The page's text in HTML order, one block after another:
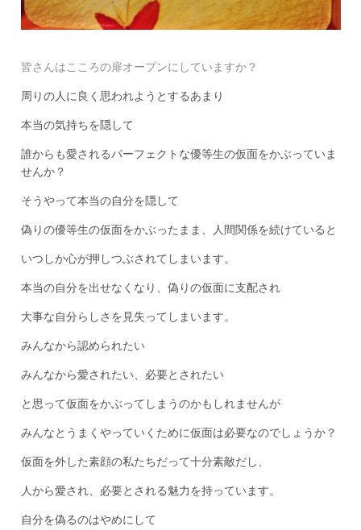
皆さんはこころの扉オープンにしていますか？
周りの人に良く思われようとするあまり
本当の気持ちを隠して
誰からも愛されるパーフェクトな優等生の仮面をかぶっていま
せんか？
そうやって本当の自分を隠して
偽りの優等生の仮面をかぶったまま、人間関係を続けていると
いつしか心が押しつぶされてしまいます。
本当の自分を出せなくなり、偽りの仮面に支配され
大事な自分らしさを見失ってしまいます。
みんなから認められたい
みんなから愛されたい、必要とされたい
と思って仮面をかぶってしまうのかもしれませんが
みんなとうまくやっていくために仮面は必要なのでしょうか？
仮面を外した素顔の私たちだって十分素敵だし、
人から愛され、必要とされる魅力を持っています。
自分を偽るのはやめにして